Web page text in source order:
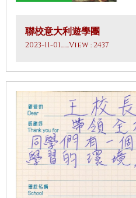
聯校意大利遊學團
2023-11-01.......View : 2437